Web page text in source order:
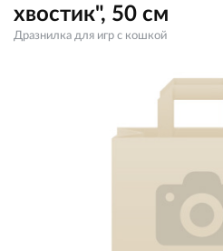
хвостик", 50 см
Дразнилка для игр с кошкой